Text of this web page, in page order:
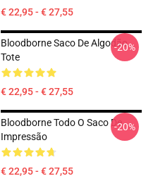
€ 22,95 - € 27,55
Bloodborne Saco De Algodão
Tote
€ 22,95 - € 27,55
-20%
Bloodborne Todo O Saco De
Impressão
€ 22,95 - € 27,55
-20%